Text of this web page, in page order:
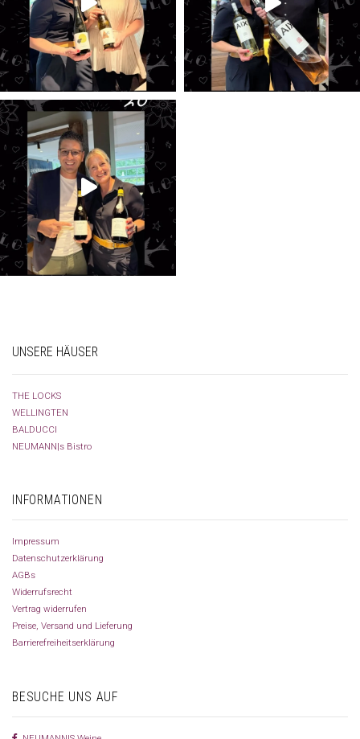
UNSERE HÄUSER
THE LOCKS
WELLINGTEN
BALDUCCI
NEUMANN|s Bistro
INFORMATIONEN
Impressum
Datenschutzerklärung
AGBs
Widerrufsrecht
Vertrag widerrufen
Preise, Versand und Lieferung
Barrierefreiheitserklärung
BESUCHE UNS AUF